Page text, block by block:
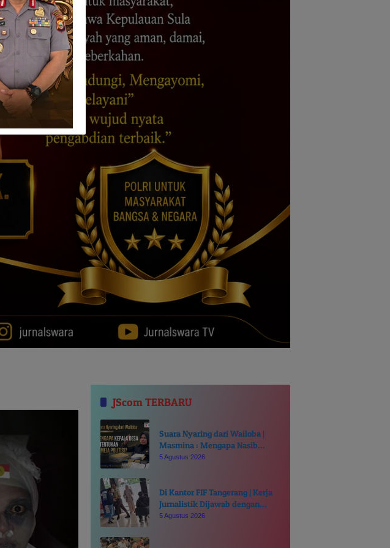
JScom TERBARU
Suara Nyaring dari Wailoba |
Masmina : Mengapa Nasib
Kades Desa Ditentukan di Meja
5 Agustus 2026
Di Kantor FIF Tangerang | Kerja
Jurnalistik Dijawab dengan
Intimidasi dan Cakaran
5 Agustus 2026